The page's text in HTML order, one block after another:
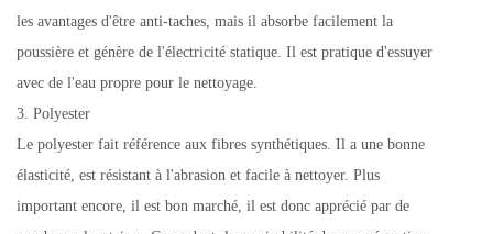
les avantages d'être anti-taches, mais il absorbe facilement la
poussière et génère de l'électricité statique. Il est pratique d'essuyer
avec de l'eau propre pour le nettoyage.
3. Polyester
Le polyester fait référence aux fibres synthétiques. Il a une bonne
élasticité, est résistant à l'abrasion et facile à nettoyer. Plus
important encore, il est bon marché, il est donc apprécié par de